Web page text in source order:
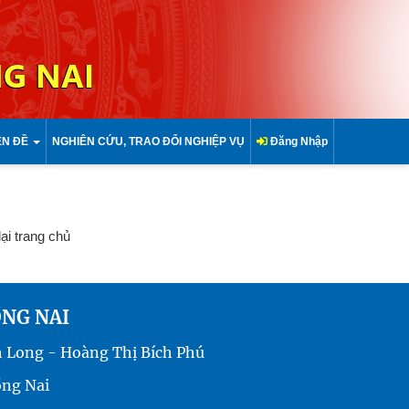
NAI
ĐỀ NGHIÊN CỨU, TRAO ĐỔI NGHIỆP VỤ Đăng Nhập
trang chủ
NAI
Long - Hoàng Thị Bích Phú
Nai